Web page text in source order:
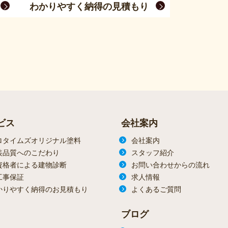
わかりやすく納得の見積もり
ス
タイムズオリジナル塗料
品質へのこだわり
格者による建物診断
事保証
りやすく納得のお見積もり
会社案内
会社案内
スタッフ紹介
お問い合わせからの流れ
求人情報
よくあるご質問
ブログ